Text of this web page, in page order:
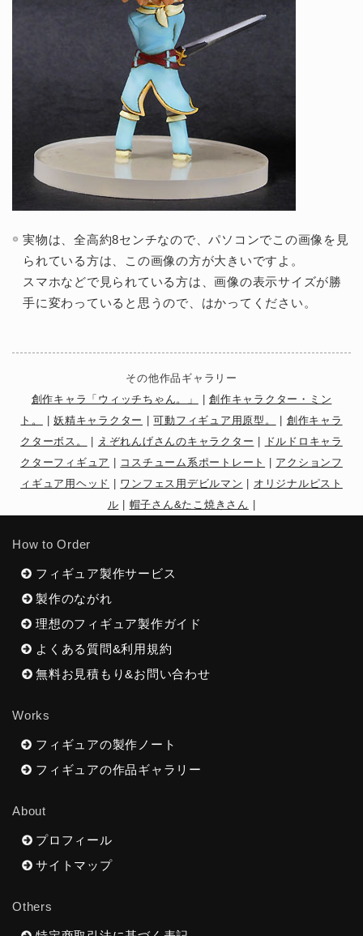
実物は、全高約8センチなので、パソコンでこの画像を見
られている方は、この画像の方が大きいですよ。
スマホなどで見られている方は、画像の表示サイズが勝
手に変わっていると思うので、はかってください。
その他作品ギャラリー
創作キャラ「ウィッチちゃん。」
|創作キャラクター・ミン
ト。
|妖精キャラクター |可動フィギュア用原型。 | 創作キャラ
クターボス。
| えぞれんげさんのキャラクター |
ドルドロキャラ
クターフィギュア | コスチューム系ポートレート | アクションフ
ィギュア用ヘッド | ワンフェス用デビルマン | オリジナルピスト
ル | 帽子さん&たこ焼きさん |
How to Order
フィギュア製作サービス
製作のながれ
理想のフィギュア製作ガイド
よくある質問&利用規約
無料お見積もり&お問い合わせ
Works
フィギュアの製作ノート
フィギュアの作品ギャラリー
About
プロフィール
サイトマップ
Others